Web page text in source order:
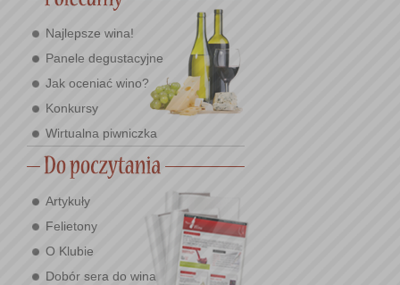
Najlepsze wina!
Panele degustacyjne
Jak oceniać wino?
Konkursy
Wirtualna piwniczka
Artykuły
Felietony
O Klubie
Dobór sera do wina